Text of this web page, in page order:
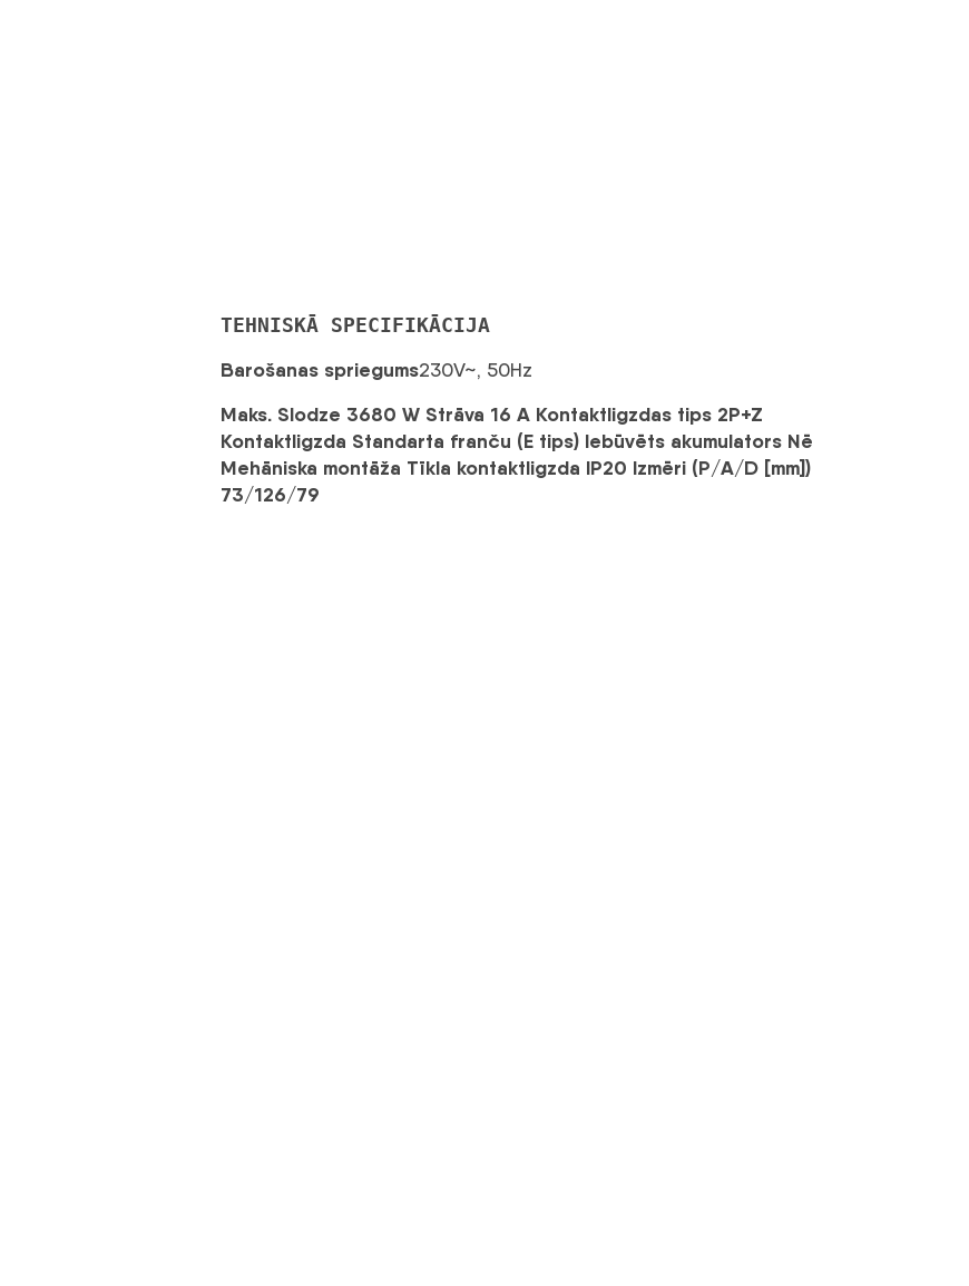
TEHNISKĀ SPECIFIKĀCIJA
Barošanas spriegums230V~, 50Hz
Maks. Slodze 3680 W Strāva 16 A Kontaktligzdas tips 2P+Z
Kontaktligzda Standarta franču (E tips) Iebūvēts akumulators Nē
Mehāniska montāža Tīkla kontaktligzda IP20 Izmēri (P/A/D [mm])
73/126/79